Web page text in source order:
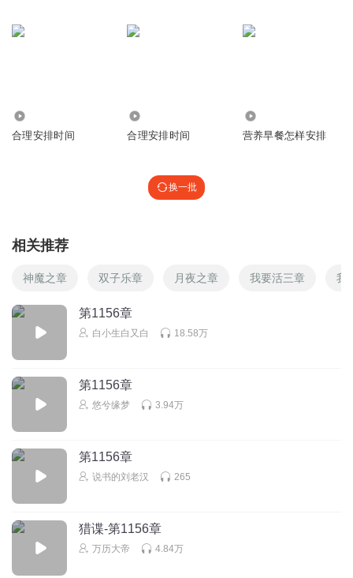
合理安排时间 合理安排时间 营养早餐怎样安排
换一批
相关推荐
神魔之章 双子乐章 月夜之章 我要活三章 我
第1156章
白小生白又白 18.58万
第1156章
悠兮缘梦 3.94万
第1156章
说书的刘老汉 265
猎谍-第1156章
万历大帝 4.84万